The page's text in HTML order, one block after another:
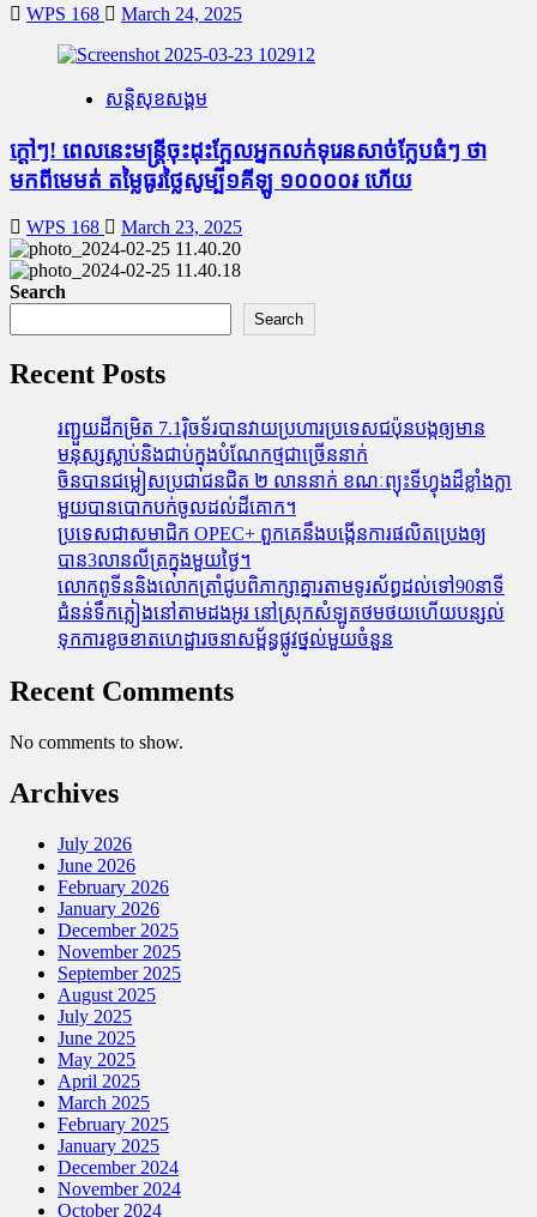
WPS 168 March 24, 2025
សន្តិសុខសង្គម
ក្តៅៗ! ពេលនេះមន្រ្តីចុះដុះក្អែលអ្នកលក់ទុរេនសាច់ក្លែបធំៗ ថា
មកពីមេមត់ តម្លៃធូរថ្លៃសូម្បី១គីឡូ ១០០០០៛ ហើយ
WPS 168 March 23, 2025
Search
Search
Recent Posts
រញ្ជួយដីកម្រិត​ 7.1រ៉ិចទ័របានវាយប្រហារប្រទេសជប៉ុនបង្កឲ្យមាន
មនុស្សស្លាប់​និង​ជាប់ក្នុងបំណែកថ្មជាច្រើននាក់
ចិនបានជម្លៀសប្រជាជនជិត ២ លាននាក់ ខណៈព្យុះទីហ្វុងដ៏ខ្លាំងក្លា
មួយបានបោកបក់ចូលដល់ដីគោក។
ប្រទេសជាសមាជិក OPEC+​ ពួកគេនឹងបង្កើនការផលិតប្រេងឲ្យ
បាន3លានលីត្រក្នុងមួយថ្ងៃ។
លោកពូទីននិងលោកត្រាំជូបពិភាក្សាគ្នារតាមទូរស័ព្ធដល់ទៅ90នាទី
ជំនន់​ទឹកភ្លៀង​នៅ​តាម​ដងអូរ​ នៅ​ស្រុក​សំឡូត​ថមថយ​ហើយ​បន្សល់​
ទុក​ការ​ខូចខាត​ហេដ្ឋារចនាសម្ព័ន្ធ​ផ្លូវថ្នល់​មួយ​ចំនួន
Recent Comments
No comments to show.
Archives
July 2026
June 2026
February 2026
January 2026
December 2025
November 2025
September 2025
August 2025
July 2025
June 2025
May 2025
April 2025
March 2025
February 2025
January 2025
December 2024
November 2024
October 2024